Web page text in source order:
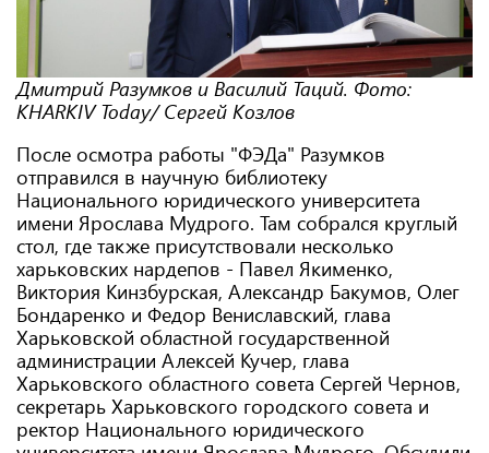
Дмитрий Разумков и Василий Таций. Фото:
KHARKIV Today/ Сергей Козлов
После осмотра работы "ФЭДа" Разумков
отправился в научную библиотеку
Национального юридического университета
имени Ярослава Мудрого. Там собрался круглый
стол, где также присутствовали несколько
харьковских нардепов - Павел Якименко,
Виктория Кинзбурская, Александр Бакумов, Олег
Бондаренко и Федор Вениславский, глава
Харьковской областной государственной
администрации Алексей Кучер, глава
Харьковского областного совета Сергей Чернов,
секретарь Харьковского городского совета и
ректор Национального юридического